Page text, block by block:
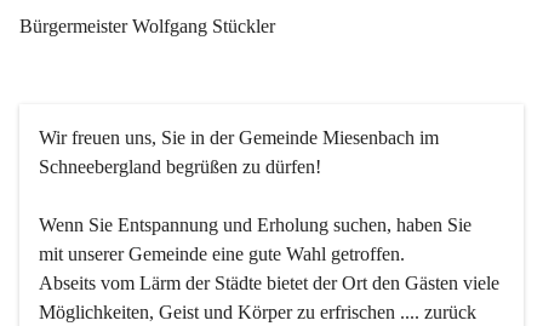
Bürgermeister Wolfgang Stückler
Wir freuen uns, Sie in der Gemeinde Miesenbach im
Schneebergland begrüßen zu dürfen!
Wenn Sie Entspannung und Erholung suchen, haben Sie
mit unserer Gemeinde eine gute Wahl getroffen.
Abseits vom Lärm der Städte bietet der Ort den Gästen viele
Möglichkeiten, Geist und Körper zu erfrischen .... zurück